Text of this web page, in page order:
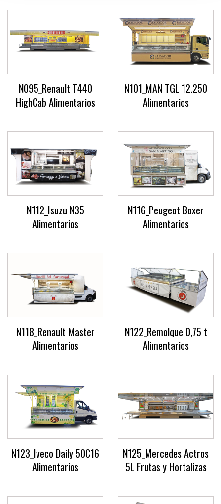
N095_Renault T440
HighCab Alimentarios
N101_MAN TGL 12.250
Alimentarios
N112_Isuzu N35
Alimentarios
N116_Peugeot Boxer
Alimentarios
N118_Renault Master
Alimentarios
N122_Remolque 0,75 t
Alimentarios
N123_Iveco Daily 50C16
Alimentarios
N125_Mercedes Actros
5L Frutas y Hortalizas